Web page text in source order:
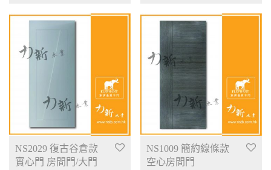
NS2029 復古谷倉款
實心門 房間門/大門
NS1009 簡約線條款
空心房間門